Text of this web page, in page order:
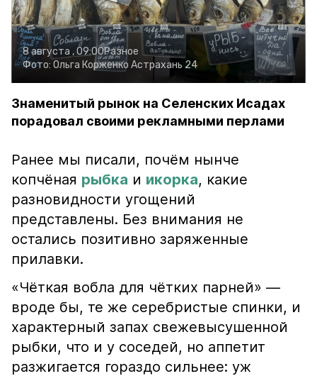
8 августа , 09:00Разное
Фото: Ольга Корженко Астрахань 24
Знаменитый рынок на Селенских Исадах
порадовал своими рекламными перлами
Ранее мы писали, почём нынче
копчёная рыбка и икорка, какие
разновидности угощений
представлены. Без внимания не
остались позитивно заряженные
прилавки.
«Чёткая вобла для чётких парней» —
вроде бы, те же серебристые спинки, и
характерный запах свежевысушенной
рыбки, что и у соседей, но аппетит
разжигается гораздо сильнее: уж